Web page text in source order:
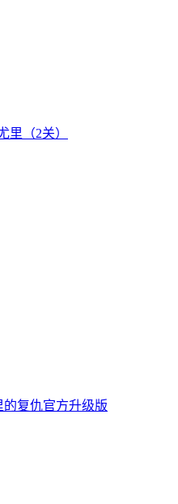
里（2关）
的复仇官方升级版